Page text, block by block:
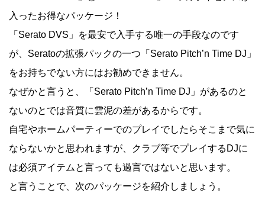
入ったお得なパッケージ！
「Serato DVS」を最安で入手する唯一の手段なのです
が、Seratoの拡張パックの一つ「Serato Pitch’n Time DJ」
をお持ちでない方にはお勧めできません。
なぜかと言うと、「Serato Pitch’n Time DJ」があるのと
ないのとでは音質に雲泥の差があるからです。
自宅やホームパーティーでのプレイでしたらそこまで気に
ならないかと思われますが、クラブ等でプレイするDJに
は必須アイテムと言っても過言ではないと思います。
と言うことで、次のパッケージを紹介しましょう。